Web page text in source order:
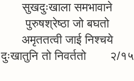
सुखदुःखाला समभावाने
पुरुषश्रेष्ठा जो बघतो
अमृततत्वी जाई निश्चये
दुःखातुनि तो निवर्ततो २/१५